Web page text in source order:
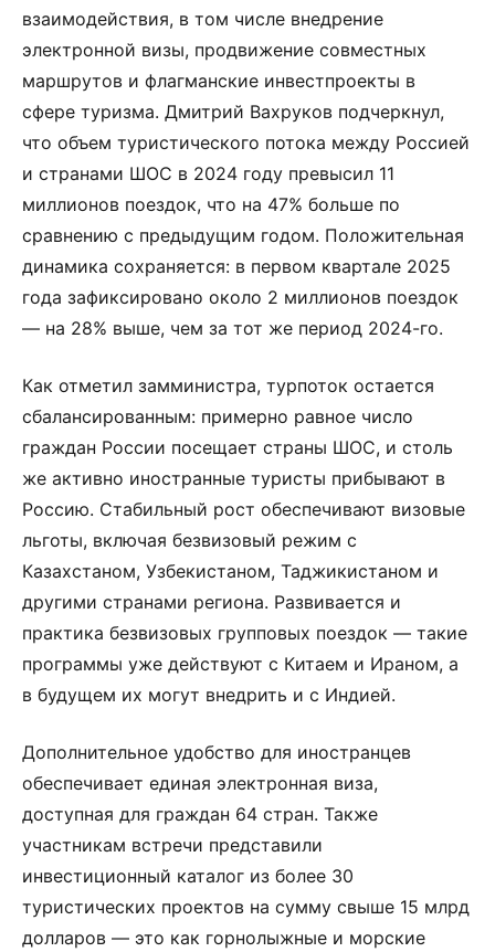
взаимодействия, в том числе внедрение
электронной визы, продвижение совместных
маршрутов и флагманские инвестпроекты в
сфере туризма. Дмитрий Вахруков подчеркнул,
что объем туристического потока между Россией
и странами ШОС в 2024 году превысил 11
миллионов поездок, что на 47% больше по
сравнению с предыдущим годом. Положительная
динамика сохраняется: в первом квартале 2025
года зафиксировано около 2 миллионов поездок
— на 28% выше, чем за тот же период 2024-го.
Как отметил замминистра, турпоток остается
сбалансированным: примерно равное число
граждан России посещает страны ШОС, и столь
же активно иностранные туристы прибывают в
Россию. Стабильный рост обеспечивают визовые
льготы, включая безвизовый режим с
Казахстаном, Узбекистаном, Таджикистаном и
другими странами региона. Развивается и
практика безвизовых групповых поездок — такие
программы уже действуют с Китаем и Ираном, а
в будущем их могут внедрить и с Индией.
Дополнительное удобство для иностранцев
обеспечивает единая электронная виза,
доступная для граждан 64 стран. Также
участникам встречи представили
инвестиционный каталог из более 30
туристических проектов на сумму свыше 15 млрд
долларов — это как горнолыжные и морские